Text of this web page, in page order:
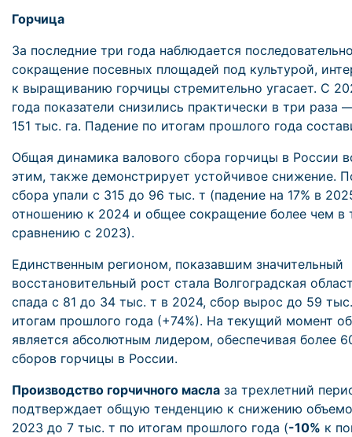
Горчица
За последние три года наблюдается
сокращение посевных площадей под культурой,
к выращиванию горчицы стремительно угасает. С
года показатели снизились практически в три раза
151 тыс. га. Падение по итогам прошлого года
Общая динамика валового сбора горчицы в России
этим, также демонстрирует устойчивое снижение.
сбора упали с 315 до 96 тыс. т (падение на 17% в
отношению к 2024 и общее сокращение более чем в
сравнению с 2023).
Единственным регионом, показавшим значительный
восстановительный рост стала Волгоградская
спада с 81 до 34 тыс. т в 2024, сбор вырос до 59
итогам прошлого года (+74%). На текущий момент
является абсолютным лидером, обеспечивая более
сборов горчицы в России.
Производство горчичного масла за трехлетний
подтверждает общую тенденцию к снижению
2023 до 7 тыс. т по итогам прошлого года (-10% к